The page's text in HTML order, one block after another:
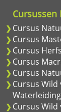
Cursus
Cursus
Cursus
Cursus
Cursus
Cursus
Cursus